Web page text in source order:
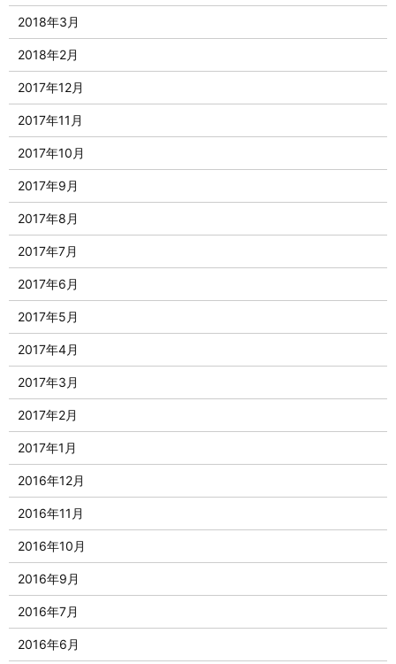
2018年3月
2018年2月
2017年12月
2017年11月
2017年10月
2017年9月
2017年8月
2017年7月
2017年6月
2017年5月
2017年4月
2017年3月
2017年2月
2017年1月
2016年12月
2016年11月
2016年10月
2016年9月
2016年7月
2016年6月